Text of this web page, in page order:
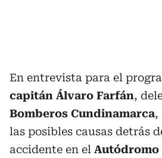
En entrevista para el
capitán Álvaro Farfán,
Bomberos Cundinamarca,
las posibles causas detrás
accidente en el Autódromo